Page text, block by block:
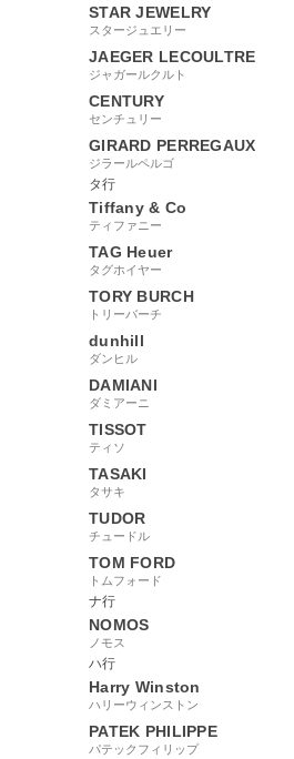
STAR JEWELRY
スタージュエリー
JAEGER LECOULTRE
ジャガールクルト
CENTURY
センチュリー
GIRARD PERREGAUX
ジラールペルゴ
タ行
Tiffany & Co
ティファニー
TAG Heuer
タグホイヤー
TORY BURCH
トリーバーチ
dunhill
ダンヒル
DAMIANI
ダミアーニ
TISSOT
ティソ
TASAKI
タサキ
TUDOR
チュードル
TOM FORD
トムフォード
ナ行
NOMOS
ノモス
ハ行
Harry Winston
ハリーウィンストン
PATEK PHILIPPE
パテックフィリップ